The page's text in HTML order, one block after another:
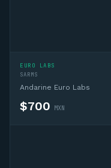
EURO LABS
SARMS
Andarine Euro Labs
$700 MXN